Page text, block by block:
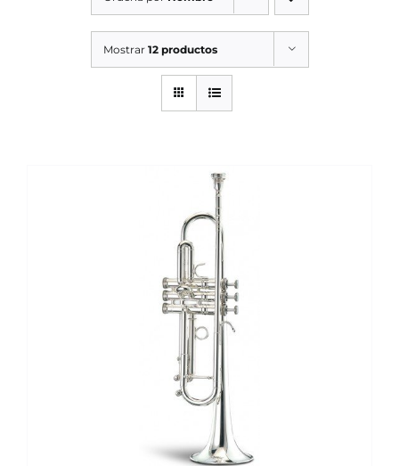
SERVICIOS TALLER
SERVICIOS TALLER
Mostrar 12 productos